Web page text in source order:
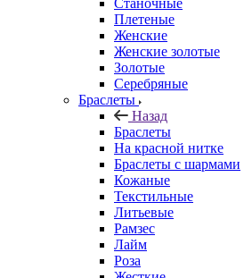
Станочные
Плетеные
Женские
Женские золотые
Золотые
Серебряные
Браслеты
Назад
Браслеты
На красной нитке
Браслеты с шармами
Кожаные
Текстильные
Литьевые
Рамзес
Лайм
Роза